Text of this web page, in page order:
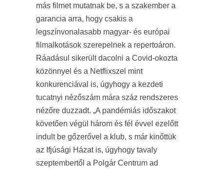
más filmet mutatnak be, s a szakember a
garancia arra, hogy csakis a
legszínvonalasabb magyar- és európai
filmalkotások szerepelnek a repertoáron.
Ráadásul sikerült dacolni a Covid-okozta
közönnyel és a Netflixszel mint
konkurenciával is, úgyhogy a kezdeti
tucatnyi nézőszám mára száz rendszeres
nézőre duzzadt. „A pandémiás időszakot
követően végül három és fél évvel ezelőtt
indult be gőzerővel a klub, s már kinőttük
az Ifjúsági Házat is, úgyhogy tavaly
szeptembertől a Polgár Centrum ad